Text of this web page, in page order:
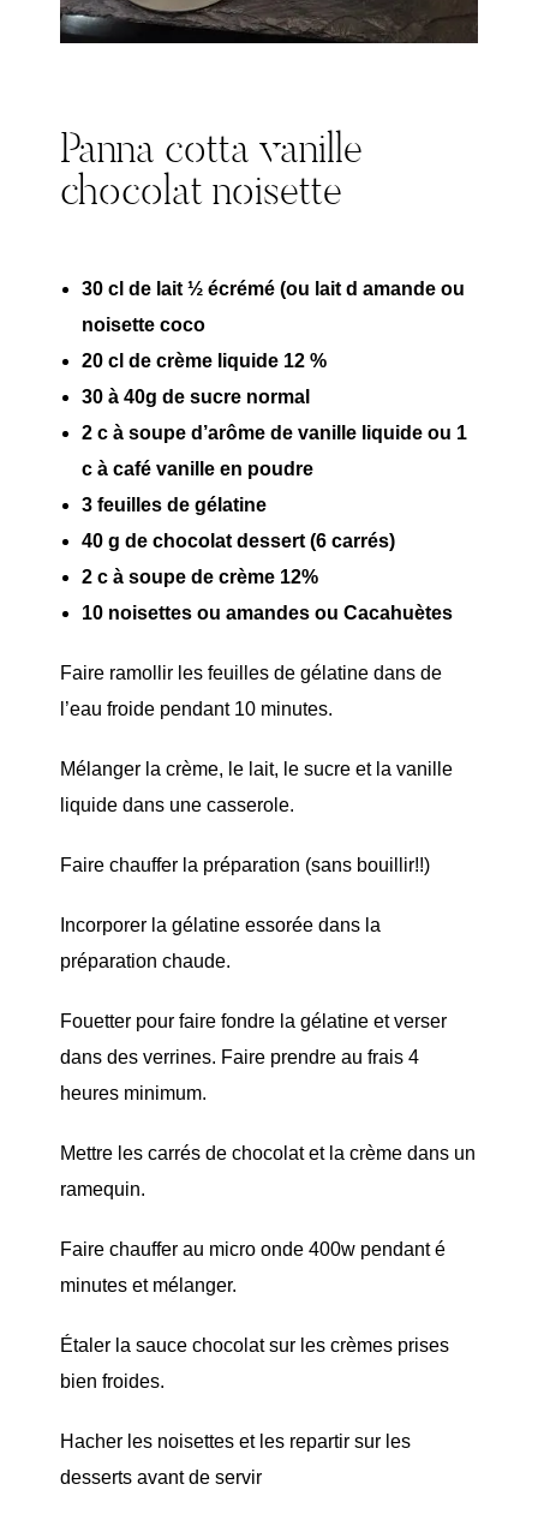
Panna cotta vanille
chocolat noisette
30 cl de lait ½ écrémé (ou lait d amande ou
noisette coco
20 cl de crème liquide 12 %
30 à 40g de sucre normal
2 c à soupe d’arôme de vanille liquide ou 1
c à café vanille en poudre
3 feuilles de gélatine
40 g de chocolat dessert (6 carrés)
2 c à soupe de crème 12%
10 noisettes ou amandes ou Cacahuètes
Faire ramollir les feuilles de gélatine dans de
l’eau froide pendant 10 minutes.
Mélanger la crème, le lait, le sucre et la vanille
liquide dans une casserole.
Faire chauffer la préparation (sans bouillir!!)
Incorporer la gélatine essorée dans la
préparation chaude.
Fouetter pour faire fondre la gélatine et verser
dans des verrines. Faire prendre au frais 4
heures minimum.
Mettre les carrés de chocolat et la crème dans un
ramequin.
Faire chauffer au micro onde 400w pendant é
minutes et mélanger.
Étaler la sauce chocolat sur les crèmes prises
bien froides.
Hacher les noisettes et les repartir sur les
desserts avant de servir